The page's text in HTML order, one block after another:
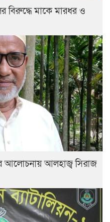
বিরুদ্ধে মাকে মারধর ও
আলোচনায় আলহাজ্ব সিরাজ